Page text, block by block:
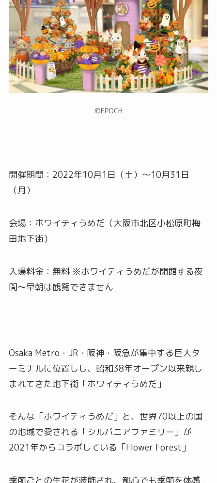
©︎EPOCH
開催期間：2022年10月1日（土）〜10月31日
（月）
会場：ホワイティうめだ（大阪市北区小松原町梅
田地下街）
入場料金：無料 ※ホワイティうめだが閉館する夜
間〜早朝は観覧できません
Osaka Metro・JR・阪神・阪急が集中する巨大タ
ーミナルに位置しし、昭和38年オープン以来親し
まれてきた地下街「ホワイティうめだ」
そんな「ホワイティうめだ」と、世界70以上の国
の地域で愛される「シルバニアファミリー」が
2021年からコラボしている「Flower Forest」
季節ごとの生花が装飾され、都心でも季節を体感